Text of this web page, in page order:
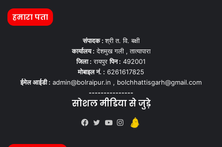
हमारा पता
संपादक :श्री त. वि. बक्षी
कार्यालय : देशमुख गली , तात्यापारा
जिला : रायपुरपिन : 492001
मोबाइल नं. : 6261617825
ईमेल आईडी : admin@bolraipur.in , bolchhattisgarh@gmail.com
---------------
सोशल मीडिया से जुड़े